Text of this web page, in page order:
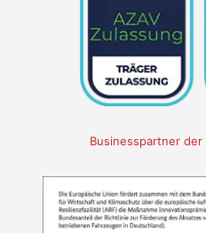
Businesspartner der